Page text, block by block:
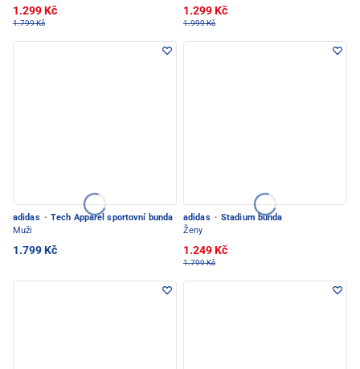
1.299 Kč
1.799 Kč
1.299 Kč
1.999 Kč
adidas · Tech Apparel sportovní bunda
Muži
1.799 Kč
adidas · Stadium bunda
Ženy
1.249 Kč
1.799 Kč